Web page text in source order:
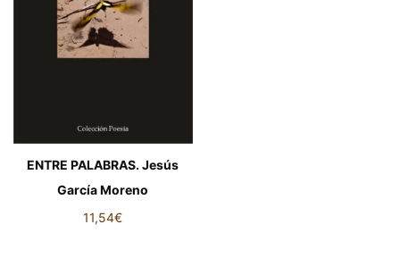
ENTRE PALABRAS. Jesús
García Moreno
11,54€